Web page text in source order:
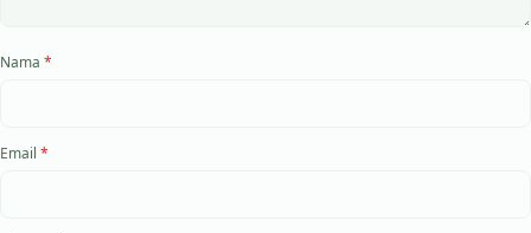
Nama *
Email *